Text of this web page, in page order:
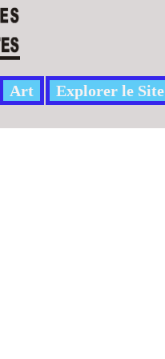
Art
Explorer le Site